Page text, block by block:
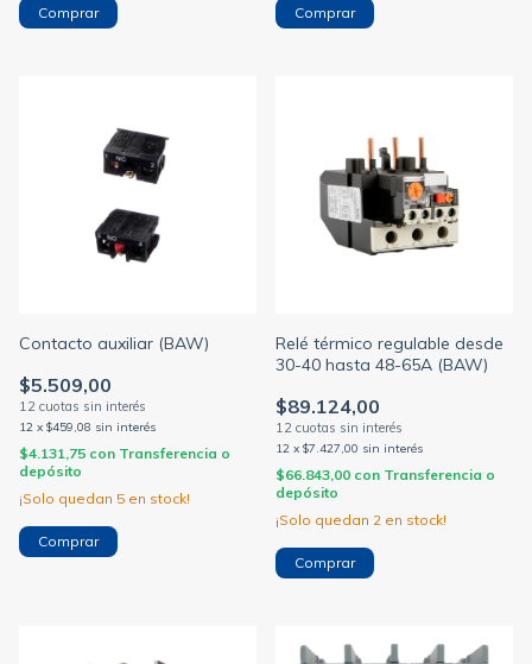
Comprar Comprar
Contacto auxiliar (BAW)
$5.509,00
12 x $459,08 sin interés
$4.131,75 con Transferencia o
depósito
¡Solo quedan 5 en stock!
Comprar
Relé térmico regulable desde
30-40 hasta 48-65A (BAW)
$89.124,00
12 x $7.427,00 sin interés
$66.843,00 con Transferencia o
depósito
¡Solo quedan 2 en stock!
Comprar